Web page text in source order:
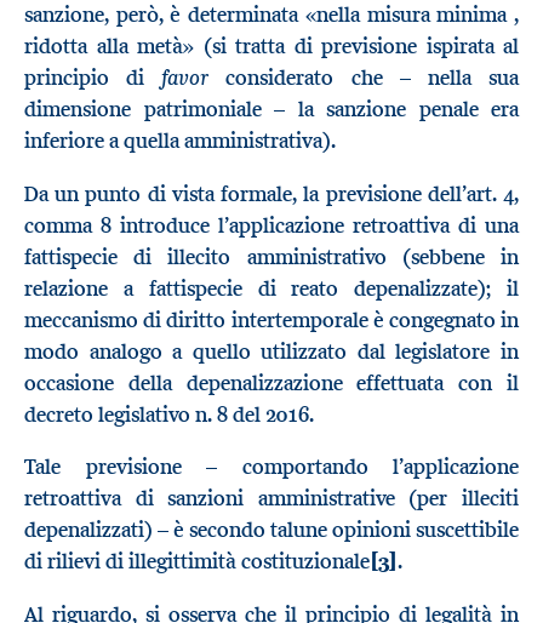
sanzione, però, è determinata «nella misura minima ,
ridotta alla metà» (si tratta di previsione ispirata al
principio difavorconsiderato che – nella sua
dimensione patrimoniale – la sanzione penale era
inferiore a quella amministrativa).
Da un punto di vista formale, la previsione dell’art. 4,
comma 8 introduce l’applicazione retroattiva di una
fattispecie di illecito amministrativo (sebbene in
relazione a fattispecie di reato depenalizzate); il
meccanismo di diritto intertemporale è congegnato in
modo analogo a quello utilizzato dal legislatore in
occasione della depenalizzazione effettuata con il
decreto legislativo n. 8 del 2016.
Tale previsione – comportando l’applicazione
retroattiva di sanzioni amministrative (per illeciti
depenalizzati) – è secondo talune opinioni suscettibile
di rilievi di illegittimità costituzionale[3].
Al riguardo, si osserva che il principio di legalità in